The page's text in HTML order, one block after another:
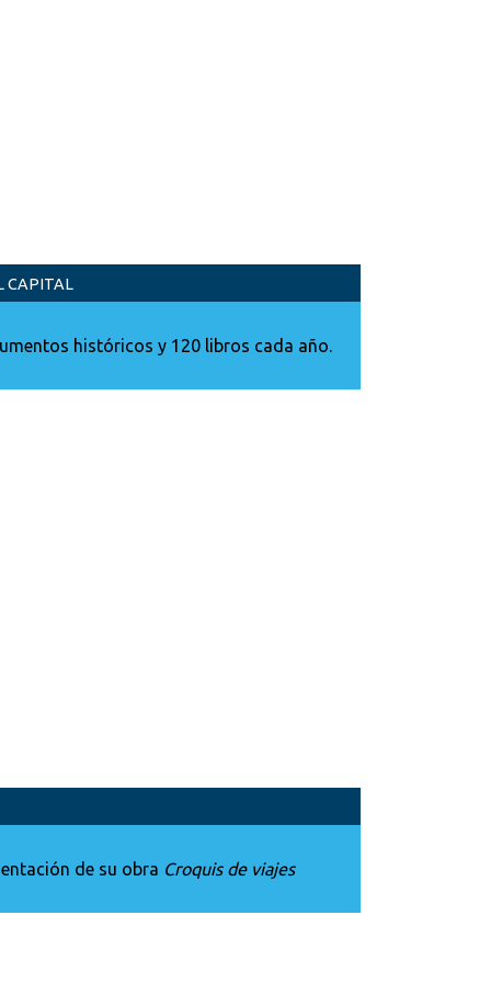
CAPITAL
históricos y 120 libros cada año.
de su obra Croquis de viajes